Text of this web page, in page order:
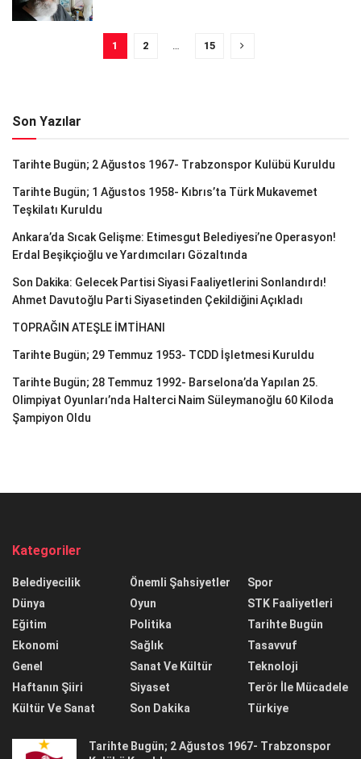
1 2 … 15
Son Yazılar
Tarihte Bugün; 2 Ağustos 1967- Trabzonspor Kulübü Kuruldu
Tarihte Bugün; 1 Ağustos 1958- Kıbrıs’ta Türk Mukavemet
Teşkilatı Kuruldu
Ankara’da Sıcak Gelişme: Etimesgut Belediyesi’ne Operasyon!
Erdal Beşikçioğlu ve Yardımcıları Gözaltında
Son Dakika: Gelecek Partisi Siyasi Faaliyetlerini Sonlandırdı!
Ahmet Davutoğlu Parti Siyasetinden Çekildiğini Açıkladı
TOPRAĞIN ATEŞLE İMTİHANI
Tarihte Bugün; 29 Temmuz 1953- TCDD İşletmesi Kuruldu
Tarihte Bugün; 28 Temmuz 1992- Barselona’da Yapılan 25.
Olimpiyat Oyunları’nda Halterci Naim Süleymanoğlu 60 Kiloda
Şampiyon Oldu
Kategoriler
Belediyecilik
Dünya
Eğitim
Ekonomi
Genel
Haftanın Şiiri
Kültür Ve Sanat
Önemli Şahsiyetler
Oyun
Politika
Sağlık
Sanat Ve Kültür
Siyaset
Son Dakika
Spor
STK Faaliyetleri
Tarihte Bugün
Tasavvuf
Teknoloji
Terör İle Mücadele
Türkiye
Tarihte Bugün; 2 Ağustos 1967- Trabzonspor